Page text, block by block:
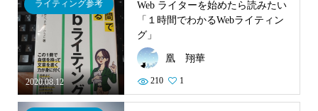
2020.08.12
ライティング参考
Web ライターを始めたら読みたい
「１時間でわかるWebライティン
グ」
凰 翔華
210 1